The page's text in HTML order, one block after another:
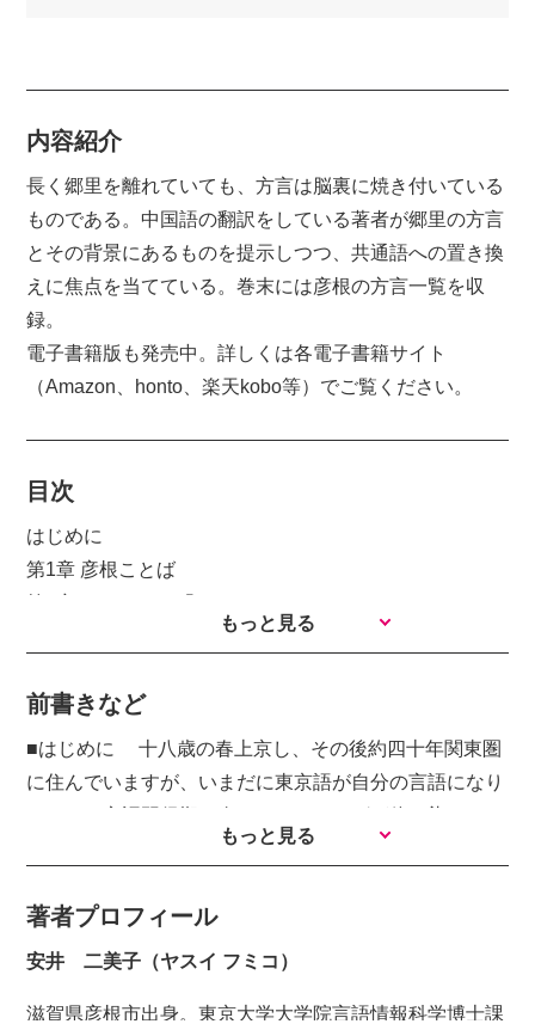
BookLive!
honto
Rakuten ブックス
Reader Store
内容紹介
長く郷里を離れていても、方言は脳裏に焼き付いている
ものである。中国語の翻訳をしている著者が郷里の方言
とその背景にあるものを提示しつつ、共通語への置き換
えに焦点を当てている。巻末には彦根の方言一覧を収
録。
電子書籍版も発売中。詳しくは各電子書籍サイト
（Amazon、honto、楽天kobo等）でご覧ください。
目次
はじめに
第1章 彦根ことば
第3章 「さま」と「さん」
山」
第5章 便利な彦根こと
ば
第6章 あいさつことば
第7章 「モノ」にも「さん」
を
第8章 「いる」「おる」「ある」「いて
第9章 「こそあ」と「ほ」
第10章 「わたしたち」と「うちら」と「じぶん」
もっと見る
前書きなど
■はじめに 十八歳の春上京し、その後約四十年関東圏
に住んでいますが、いまだに東京語が自分の言語になり
ているということでしょうが、方言から共通語への置き
います。 例えば、「ほっこりする」は仕事が一段落
してほっとするという感情です。言語は話し手の感情や
まれてくる安堵感は、この「ほっこりする」ということ
もっと見る
著者プロフィール
安井 二美子（ヤスイ フミコ）
滋賀県彦根市出身。東京大学大学院言語情報科学博士課